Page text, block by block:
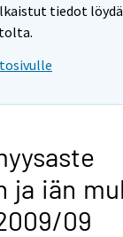
tiedot
ja iän
09